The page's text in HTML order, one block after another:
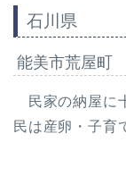
石川県
能美市荒屋町
民家の納屋に
民は産卵・子育